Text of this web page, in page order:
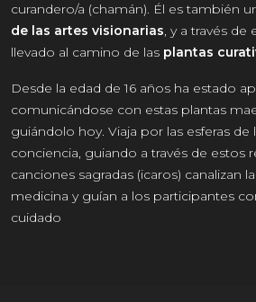
curandero/a (chamán). Él es también
de las artes visionarias, y a través de
llevado al camino de las plantas
Desde la edad de 16 años ha estado
comunicándose con estas plantas
guiándolo hoy. Viaja por las esferas de
conciencia, guiando a través de estos
canciones sagradas (icaros) canalizan
medicina y guían a los participantes
cuidado